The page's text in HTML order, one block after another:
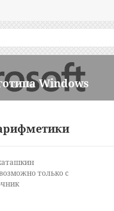
Windows
только с